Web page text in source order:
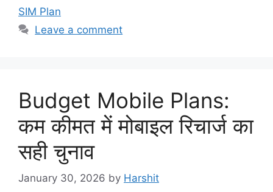
SIM Plan
Leave a comment
Budget Mobile Plans:
कम कीमत में मोबाइल रिचार्ज का
सही चुनाव
January 30, 2026 by Harshit